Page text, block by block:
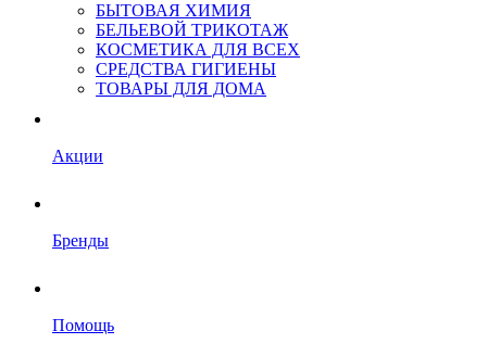
БЫТОВАЯ ХИМИЯ
БЕЛЬЕВОЙ ТРИКОТАЖ
КОСМЕТИКА ДЛЯ ВСЕХ
СРЕДСТВА ГИГИЕНЫ
ТОВАРЫ ДЛЯ ДОМА
Акции
Бренды
Помощь